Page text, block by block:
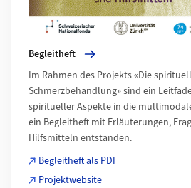
Begleitheft
Im Rahmen des Projekts «Die
Schmerzbehandlung» sind ein
spiritueller Aspekte in die
ein Begleitheft mit Erläuterungen,
Hilfsmitteln entstanden.
Begleitheft als PDF
Projektwebsite